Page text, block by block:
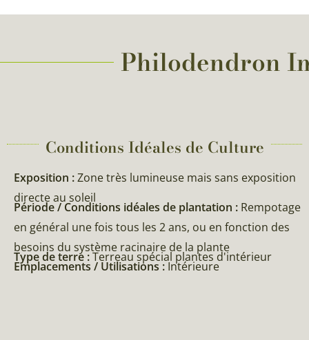
Philodendron
Conditions Idéales de Culture
Exposition :Zone très lumineuse mais sans exposition
directe au soleil
Période / Conditions idéales de plantation : Rempotage
en général une fois tous les 2 ans, ou en fonction des
besoins du système racinaire de la plante
Type de terre :Terreau spécial plantes d'intérieur
Emplacements / Utilisations : Intérieure